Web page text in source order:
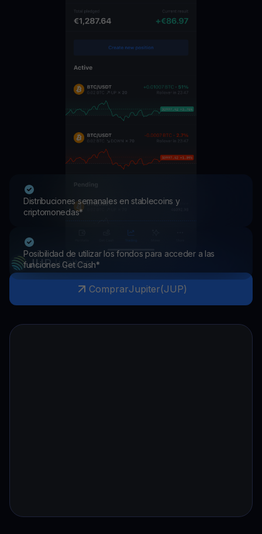
Distribuciones semanales en stablecoins y
criptomonedas*
Posibilidad de utilizar los fondos para acceder a las
funciones Get Cash*
JUPJupiter
ComprarJupiter(JUP)